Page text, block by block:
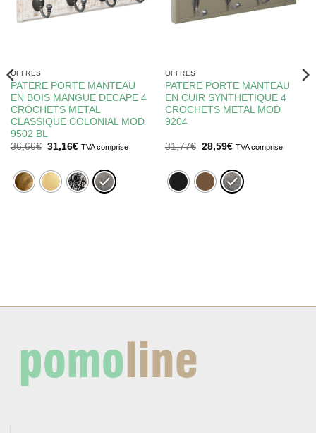
OFFRES
PATERE PORTE MANTEAU
EN BOIS MANGUE DECAPE 4
CROCHETS METAL
CLASSIQUE COLONIAL MOD
9502 BL
36,66€ Le
était :
36,66€.
31,16€Le
est :
31,16€.
TVA comprise
OFFRES
PATERE PORTE MANTEAU
EN CUIR SYNTHETIQUE 4
CROCHETS METAL MOD
9204
31,77€ Le
était :
31,77€.
28,59€Le
est :
28,59€.
TVA comprise